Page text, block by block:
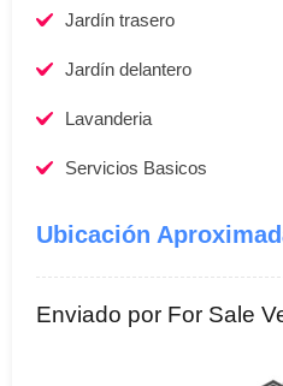
Jardí­n trasero
Jardín delantero
Lavanderia
Servicios Basicos
Ubicación
Enviado por For Sale